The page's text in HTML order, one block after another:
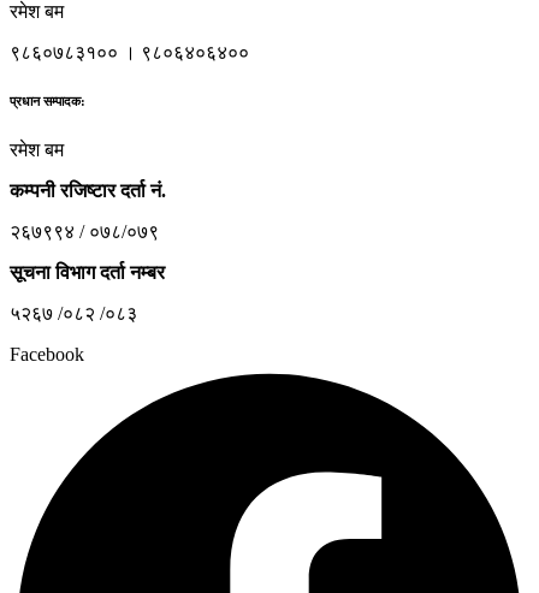
रमेश बम
९८६०७८३१०० । ९८०६४०६४००
प्रधान सम्पादक:
रमेश बम
कम्पनी रजिष्टार दर्ता नं.
२६७९९४ / ०७८/०७९
सूचना विभाग दर्ता नम्बर
५२६७ /०८२ /०८३
Facebook